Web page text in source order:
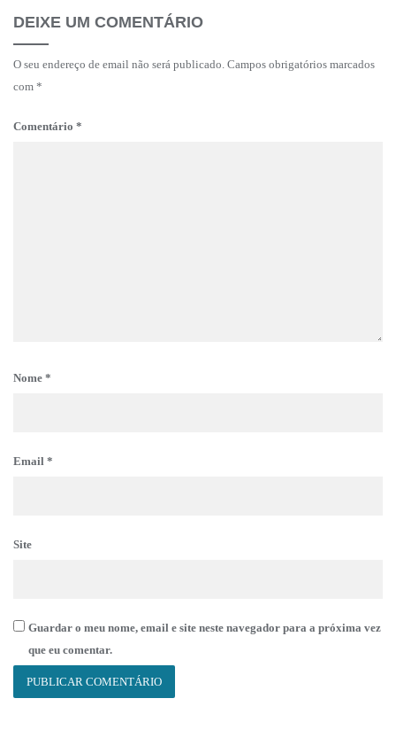
DEIXE UM COMENTÁRIO
O seu endereço de email não será publicado. Campos obrigatórios marcados
com *
Comentário *
Nome *
Email *
Site
Guardar o meu nome, email e site neste navegador para a próxima vez
que eu comentar.